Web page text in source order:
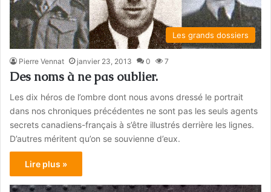
Les grands dossiers
Pierre Vennat janvier 23, 2013 0 7
Des noms à ne pas oublier.
Les dix héros de l’ombre dont nous avons dressé le portrait
dans nos chroniques précédentes ne sont pas les seuls agents
secrets canadiens-français à s’être illustrés derrière les lignes.
D’autres méritent qu’on se souvienne d’eux.
Lire plus »